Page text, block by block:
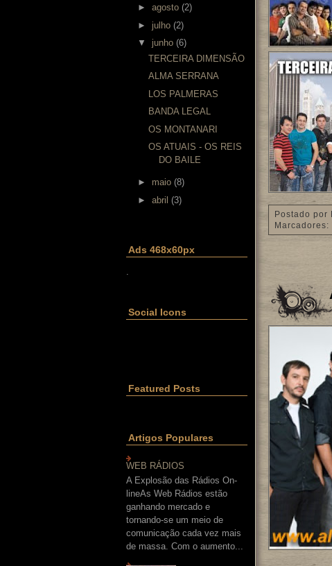
► agosto (2)
► julho (2)
▼ junho (6)
TERCEIRA DIMENSÃO
ALMA SERRANA
LOS PALMERAS
BANDA LEGAL
OS MONTANARI
OS ATUAIS - OS REIS
DO BAILE
► maio (8)
► abril (3)
Ads 468x60px
Social Icons
Featured Posts
Artigos Populares
WEB RÁDIOS
A Explosão das Rádios On-
lineAs Web Rádios estão
ganhando mercado e
tornando-se um meio de
comunicação cada vez mais
de massa. Com o aumento...
Postado por
Marcadores: